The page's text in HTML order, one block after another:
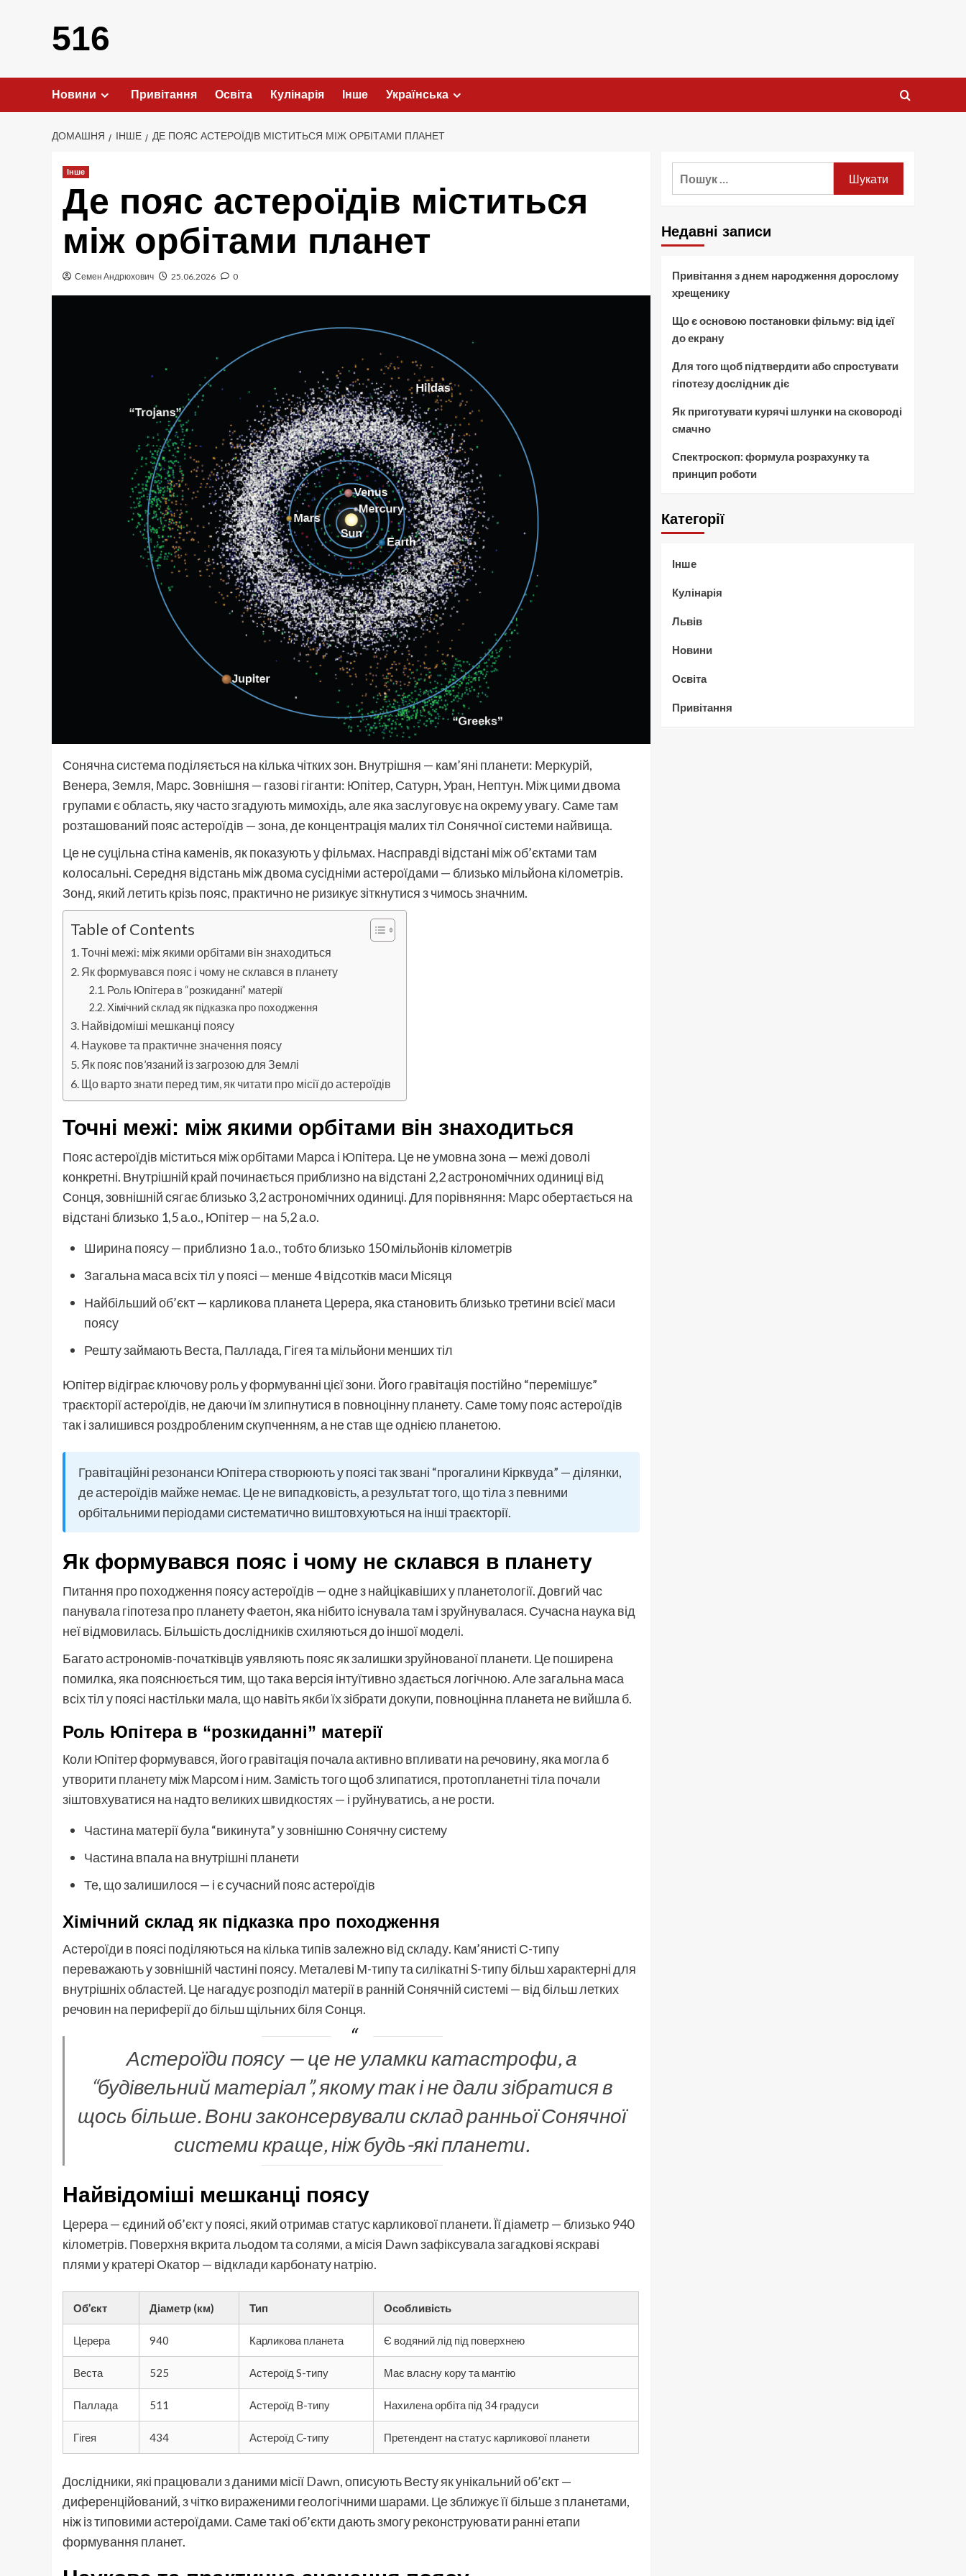
516
Новини Привітання Освіта Кулінарія Інше Українська
ДОМАШНЯ ІНШЕ ДЕ ПОЯС АСТЕРОЇДІВ МІСТИТЬСЯ МІЖ ОРБІТАМИ ПЛАНЕТ
Інше
Де пояс астероїдів міститься
між орбітами планет
Семен Андрюхович 25.06.2026 0
Сонячна система поділяється на кілька чітких зон. Внутрішня — кам’яні планети: Меркурій,
Венера, Земля, Марс. Зовнішня — газові гіганти: Юпітер, Сатурн, Уран, Нептун. Між цими двома
групами є область, яку часто згадують мимохідь, але яка заслуговує на окрему увагу. Саме там
розташований пояс астероїдів — зона, де концентрація малих тіл Сонячної системи найвища.
Це не суцільна стіна каменів, як показують у фільмах. Насправді відстані між об’єктами там
колосальні. Середня відстань між двома сусідніми астероїдами — близько мільйона кілометрів.
Зонд, який летить крізь пояс, практично не ризикує зіткнутися з чимось значним.
Table of Contents
Точні межі: між якими орбітами він знаходиться
Як формувався пояс і чому не склався в планету
Роль Юпітера в “розкиданні” матерії
Хімічний склад як підказка про походження
Найвідоміші мешканці поясу
Наукове та практичне значення поясу
Як пояс пов’язаний із загрозою для Землі
Що варто знати перед тим, як читати про місії до астероїдів
Точні межі: між якими орбітами він знаходиться
Пояс астероїдів міститься між орбітами Марса і Юпітера. Це не умовна зона — межі доволі
конкретні. Внутрішній край починається приблизно на відстані 2,2 астрономічних одиниці від
Сонця, зовнішній сягає близько 3,2 астрономічних одиниці. Для порівняння: Марс обертається на
відстані близько 1,5 а.о., Юпітер — на 5,2 а.о.
Ширина поясу — приблизно 1 а.о., тобто близько 150 мільйонів кілометрів
Загальна маса всіх тіл у поясі — менше 4 відсотків маси Місяця
Найбільший об’єкт — карликова планета Церера, яка становить близько третини всієї маси
поясу
Решту займають Веста, Паллада, Гігея та мільйони менших тіл
Юпітер відіграє ключову роль у формуванні цієї зони. Його гравітація постійно “перемішує”
траєкторії астероїдів, не даючи їм злипнутися в повноцінну планету. Саме тому пояс астероїдів
так і залишився роздробленим скупченням, а не став ще однією планетою.
Гравітаційні резонанси Юпітера створюють у поясі так звані “прогалини Кірквуда” — ділянки,
де астероїдів майже немає. Це не випадковість, а результат того, що тіла з певними
орбітальними періодами систематично виштовхуються на інші траєкторії.
Як формувався пояс і чому не склався в планету
Питання про походження поясу астероїдів — одне з найцікавіших у планетології. Довгий час
панувала гіпотеза про планету Фаетон, яка нібито існувала там і зруйнувалася. Сучасна наука від
неї відмовилась. Більшість дослідників схиляються до іншої моделі.
Багато астрономів-початківців уявляють пояс як залишки зруйнованої планети. Це поширена
помилка, яка пояснюється тим, що така версія інтуїтивно здається логічною. Але загальна маса
всіх тіл у поясі настільки мала, що навіть якби їх зібрати докупи, повноцінна планета не вийшла б.
Роль Юпітера в “розкиданні” матерії
Коли Юпітер формувався, його гравітація почала активно впливати на речовину, яка могла б
утворити планету між Марсом і ним. Замість того щоб злипатися, протопланетні тіла почали
зіштовхуватися на надто великих швидкостях — і руйнуватись, а не рости.
Частина матерії була “викинута” у зовнішню Сонячну систему
Частина впала на внутрішні планети
Те, що залишилося — і є сучасний пояс астероїдів
Хімічний склад як підказка про походження
Астероїди в поясі поділяються на кілька типів залежно від складу. Кам’янисті С-типу
переважають у зовнішній частині поясу. Металеві М-типу та силікатні S-типу більш характерні для
внутрішніх областей. Це нагадує розподіл матерії в ранній Сонячній системі — від більш летких
речовин на периферії до більш щільних біля Сонця.
Астероїди поясу — це не уламки катастрофи, а
“будівельний матеріал”, якому так і не дали зібратися в
щось більше. Вони законсервували склад ранньої Сонячної
системи краще, ніж будь-які планети.
Найвідоміші мешканці поясу
Церера — єдиний об’єкт у поясі, який отримав статус карликової планети. Її діаметр — близько 940
кілометрів. Поверхня вкрита льодом та солями, а місія Dawn зафіксувала загадкові яскраві
плями у кратері Окатор — відклади карбонату натрію.
Об’єкт Діаметр (км) Тип Особливість
Церера 940 Карликова планета Є водяний лід під поверхнею
Веста 525 Астероїд S-типу Має власну кору та мантію
Паллада 511 Астероїд B-типу Нахилена орбіта під 34 градуси
Гігея 434 Астероїд C-типу Претендент на статус карликової планети
Дослідники, які працювали з даними місії Dawn, описують Весту як унікальний об’єкт —
диференційований, з чітко вираженими геологічними шарами. Це зближує її більше з планетами,
ніж із типовими астероїдами. Саме такі об’єкти дають змогу реконструювати ранні етапи
формування планет.
Недавні записи
Привітання з днем народження дорослому
хрещенику
Що є основою постановки фільму: від ідеї
до екрану
Для того щоб підтвердити або спростувати
гіпотезу дослідник діє
Як приготувати курячі шлунки на сковороді
смачно
Спектроскоп: формула розрахунку та
принцип роботи
Категорії
Інше
Кулінарія
Львів
Новини
Освіта
Привітання